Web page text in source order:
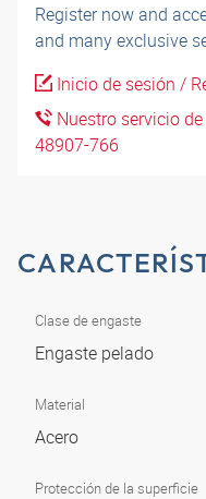
Register now and
and many exclusive
Inicio de sesión /
Nuestro servicio
48907-766
Clase de engaste
Engaste pelado
Material
Acero
Protección de la superficie